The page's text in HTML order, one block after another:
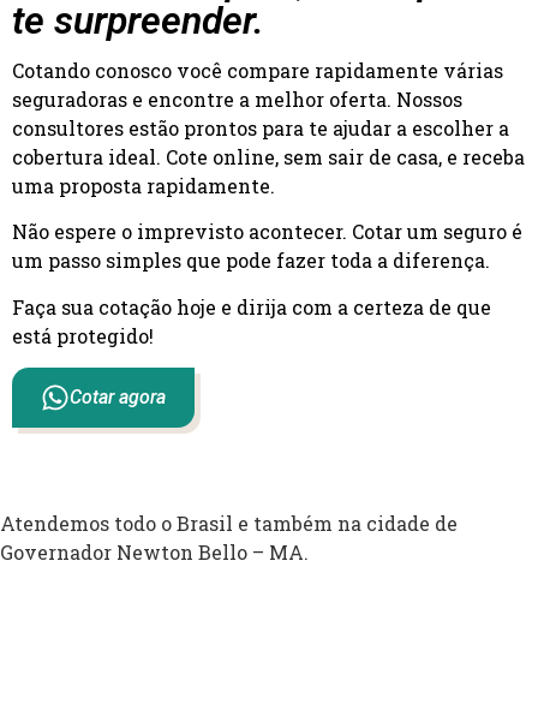
te surpreender.
Cotando conosco você compare rapidamente várias
seguradoras e encontre a melhor oferta. Nossos
consultores estão prontos para te ajudar a escolher a
cobertura ideal. Cote online, sem sair de casa, e receba
uma proposta rapidamente.
Não espere o imprevisto acontecer. Cotar um seguro é
um passo simples que pode fazer toda a diferença.
Faça sua cotação hoje e dirija com a certeza de que
está protegido!
Cotar agora
Atendemos todo o Brasil e também na cidade de
Governador Newton Bello – MA.